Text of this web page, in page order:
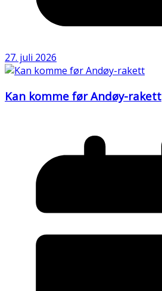
27. juli 2026
Kan komme før Andøy-rakett